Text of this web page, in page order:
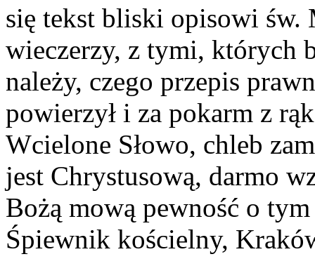
się tekst bliski opisowi św.
wieczerzy, z tymi, których
należy, czego przepis
powierzył i za pokarm z
Wcielone Słowo, chleb
jest Chrystusową, darmo
Bożą mową pewność o
Śpiewnik kościelny,